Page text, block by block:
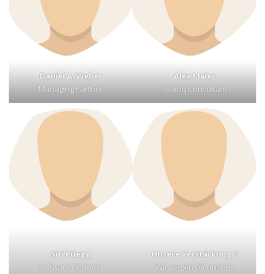
Daniel A. Weber
Managing Partner
Alex Maier
Avaloq Consultant
Siri Rüegg
Software Engineer
Unsere Verstärkung ?
Wir zeigen Dir unsere